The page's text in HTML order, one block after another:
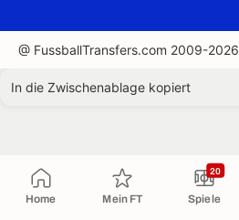
Home Mein FT Spiele
20
@ FussballTransfers.com 2009-2026
In die Zwischenablage kopiert